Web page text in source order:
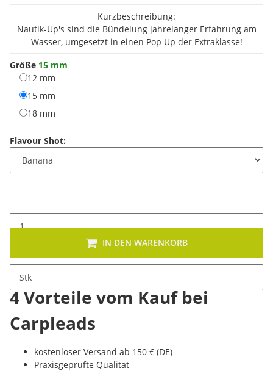
Kurzbeschreibung:
Nautik-Up's sind die Bündelung jahrelanger Erfahrung am
Wasser, umgesetzt in einen Pop Up der Extraklasse!
Größe 15 mm
12 mm
15 mm
18 mm
Flavour Shot:
Stk
IN DEN WARENKORB
4 Vorteile vom Kauf bei
Carpleads
kostenloser Versand ab 150 € (DE)
Praxisgeprüfte Qualität